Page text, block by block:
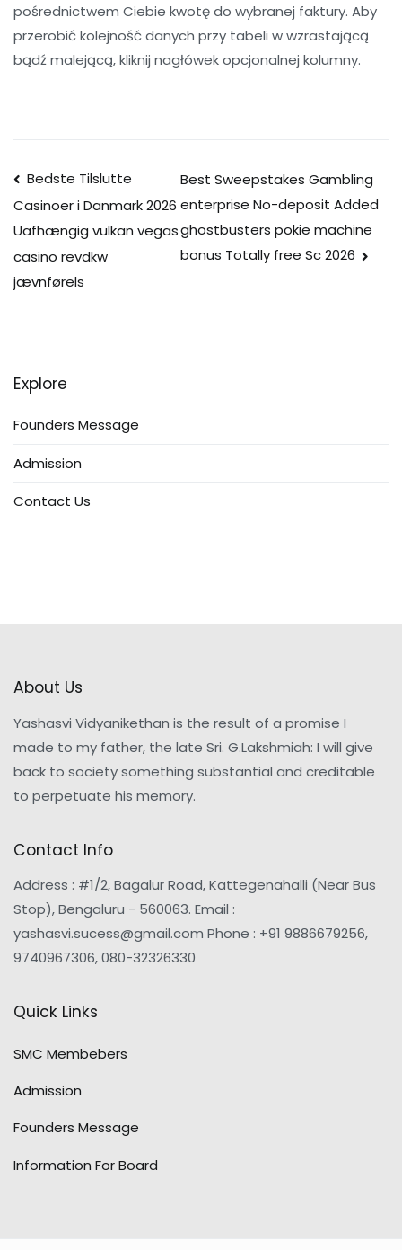
pośrednictwem Ciebie kwotę do wybranej faktury. Aby
przerobić kolejność danych przy tabeli w wzrastającą
bądź malejącą, kliknij nagłówek opcjonalnej kolumny.
Post
navigation
Bedste Tilslutte
Casinoer i Danmark 2026
Uafhængig vulkan vegas
casino revdkw
jævnførels
Best Sweepstakes Gambling
enterprise No-deposit Added
ghostbusters pokie machine
bonus Totally free Sc 2026
Explore
Founders Message
Admission
Contact Us
About Us
Yashasvi Vidyanikethan is the result of a promise I
made to my father, the late Sri. G.Lakshmiah: I will give
back to society something substantial and creditable
to perpetuate his memory.
Contact Info
Address : #1/2, Bagalur Road, Kattegenahalli (Near Bus
Stop), Bengaluru - 560063. Email :
yashasvi.sucess@gmail.com Phone : +91 9886679256,
9740967306, 080-32326330
Quick Links
SMC Membebers
Admission
Founders Message
Information For Board